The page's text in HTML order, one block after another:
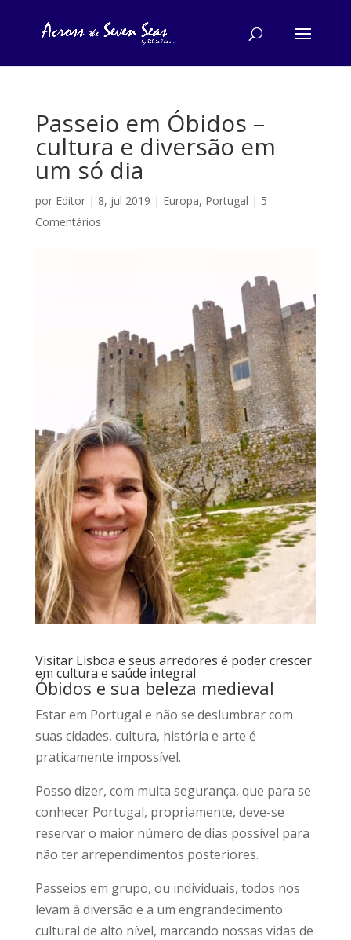
Passeio em Óbidos –
cultura e diversão em
um só dia
por Editor| 8, jul 2019 | Europa, Portugal | 5
Comentários
Visitar Lisboa e seus arredores é poder crescer
em cultura e saúde integral
Óbidos e sua beleza medieval
Estar em Portugal e não se deslumbrar com
suas cidades, cultura, história e arte é
praticamente impossível.
Posso dizer, com muita segurança, que para se
conhecer Portugal, propriamente, deve-se
reservar o maior número de dias possível para
não ter arrependimentos posteriores.
Passeios em grupo, ou individuais, todos nos
levam à diversão e a um engrandecimento
cultural de alto nível, marcando nossas vidas de